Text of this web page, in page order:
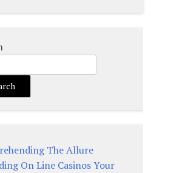
The Allure
On Line Casinos Your